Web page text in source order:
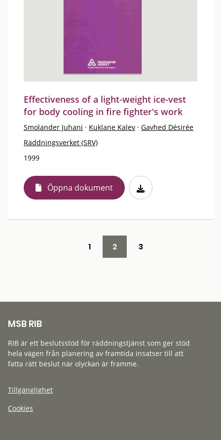
Effectiveness of a light-weight ice-vest
for body cooling in fire fighter's work
Smolander Juhani · Kuklane Kalev · Gavhed Désirée
Räddningsverket (SRV)
1999
Öppna dokument
1 2 3
MSB RIB
RIB är ett beslutsstöd för räddningstjänst som ger stöd
hela vägen från planering av framtida insatser till att
fatta rätt beslut när olyckan är framme.
Tillgänglighet
Cookies